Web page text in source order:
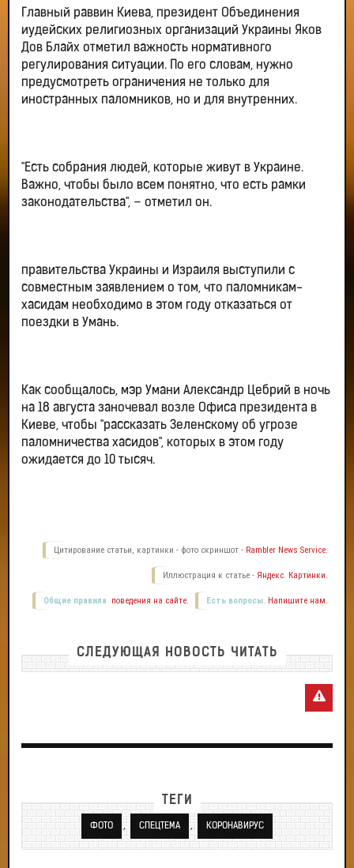
Главный раввин Киева, президент Объединения
иудейских религиозных организаций Украины Яков
Дов Блайх отметил важность нормативного
регулирования ситуации. По его словам, нужно
предусмотреть ограничения не только для
иностранных паломников, но и для внутренних.
"Есть собрания людей, которые живут в Украине.
Важно, чтобы было всем понятно, что есть рамки
законодательства", – отметил он.
правительства Украины и Израиля выступили с
совместным заявлением о том, что паломникам-
хасидам необходимо в этом году отказаться от
поездки в Умань.
Как сообщалось, мэр Умани Александр Цебрий в ночь
на 18 августа заночевал возле Офиса президента в
Киеве, чтобы "рассказать Зеленскому об угрозе
паломничества хасидов", которых в этом году
ожидается до 10 тысяч.
Цитирование статьи, картинки - фото скриншот - Rambler News Service.
Иллюстрация к статье - Яндекс. Картинки.
Есть вопросы. Напишите нам.
Общие правила поведения на сайте.
СЛЕДУЮЩАЯ НОВОСТЬ ЧИТАТЬ
ТЕГИ
ФОТО , СПЕЦТЕМА , КОРОНАВИРУС